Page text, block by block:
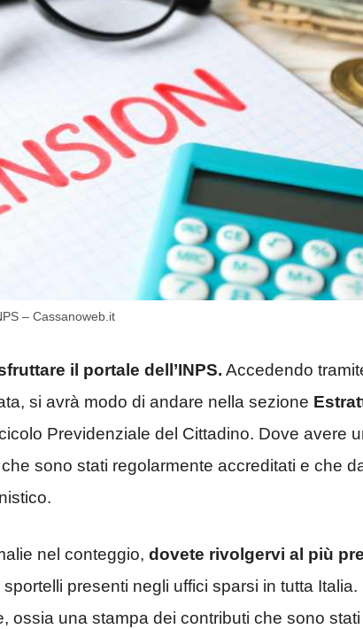
– Cassanoweb.it
il portale dell’INPS. Accedendo
si avrà modo di andare nella sezione
Previdenziale del Cittadino. Dove avere
sono stati regolarmente accreditati e che
nel conteggio, dovete rivolgervi al più
presenti negli uffici sparsi in tutta Italia.
ossia una stampa dei contributi che sono stati